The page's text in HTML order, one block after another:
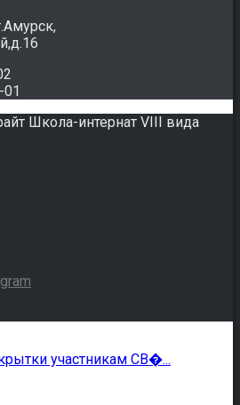
Школа-интернат VIII вида
участникам СВ�...